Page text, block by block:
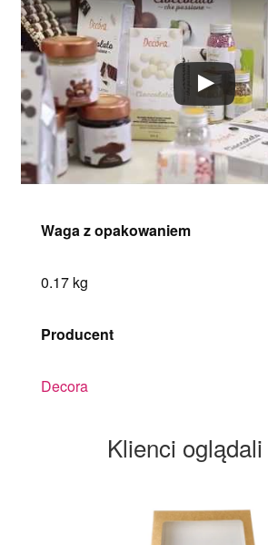
Waga z opakowaniem
0.17 kg
Producent
Decora
Klienci